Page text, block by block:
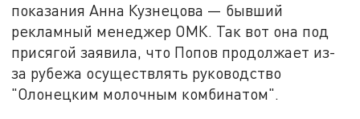
показания Анна Кузнецова — бывший
рекламный менеджер ОМК. Так вот она под
присягой заявила, что Попов продолжает из-
за рубежа осуществлять руководство
"Олонецким молочным комбинатом".